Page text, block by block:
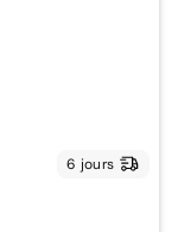
6 jours